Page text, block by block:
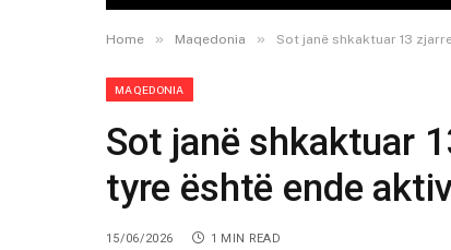
Home » Maqedonia » Sot janë shkaktuar 13
MAQEDONIA
Sot janë shkaktuar
tyre është ende
15/06/2026 1 MIN READ